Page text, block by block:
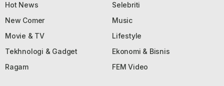
Hot News
Selebriti
New Comer
Music
Movie & TV
Lifestyle
Tekhnologi & Gadget
Ekonomi & Bisnis
Ragam
FEM Video